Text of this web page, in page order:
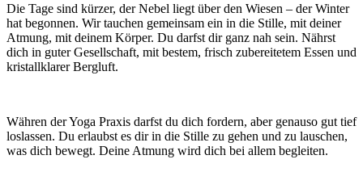
Die Tage sind kürzer, der Nebel liegt über den Wiesen – der Winter
hat begonnen. Wir tauchen gemeinsam ein in die Stille, mit deiner
Atmung, mit deinem Körper. Du darfst dir ganz nah sein. Nährst
dich in guter Gesellschaft, mit bestem, frisch zubereitetem Essen und
kristallklarer Bergluft.
Währen der Yoga Praxis darfst du dich fordern, aber genauso gut tief
loslassen. Du erlaubst es dir in die Stille zu gehen und zu lauschen,
was dich bewegt. Deine Atmung wird dich bei allem begleiten.